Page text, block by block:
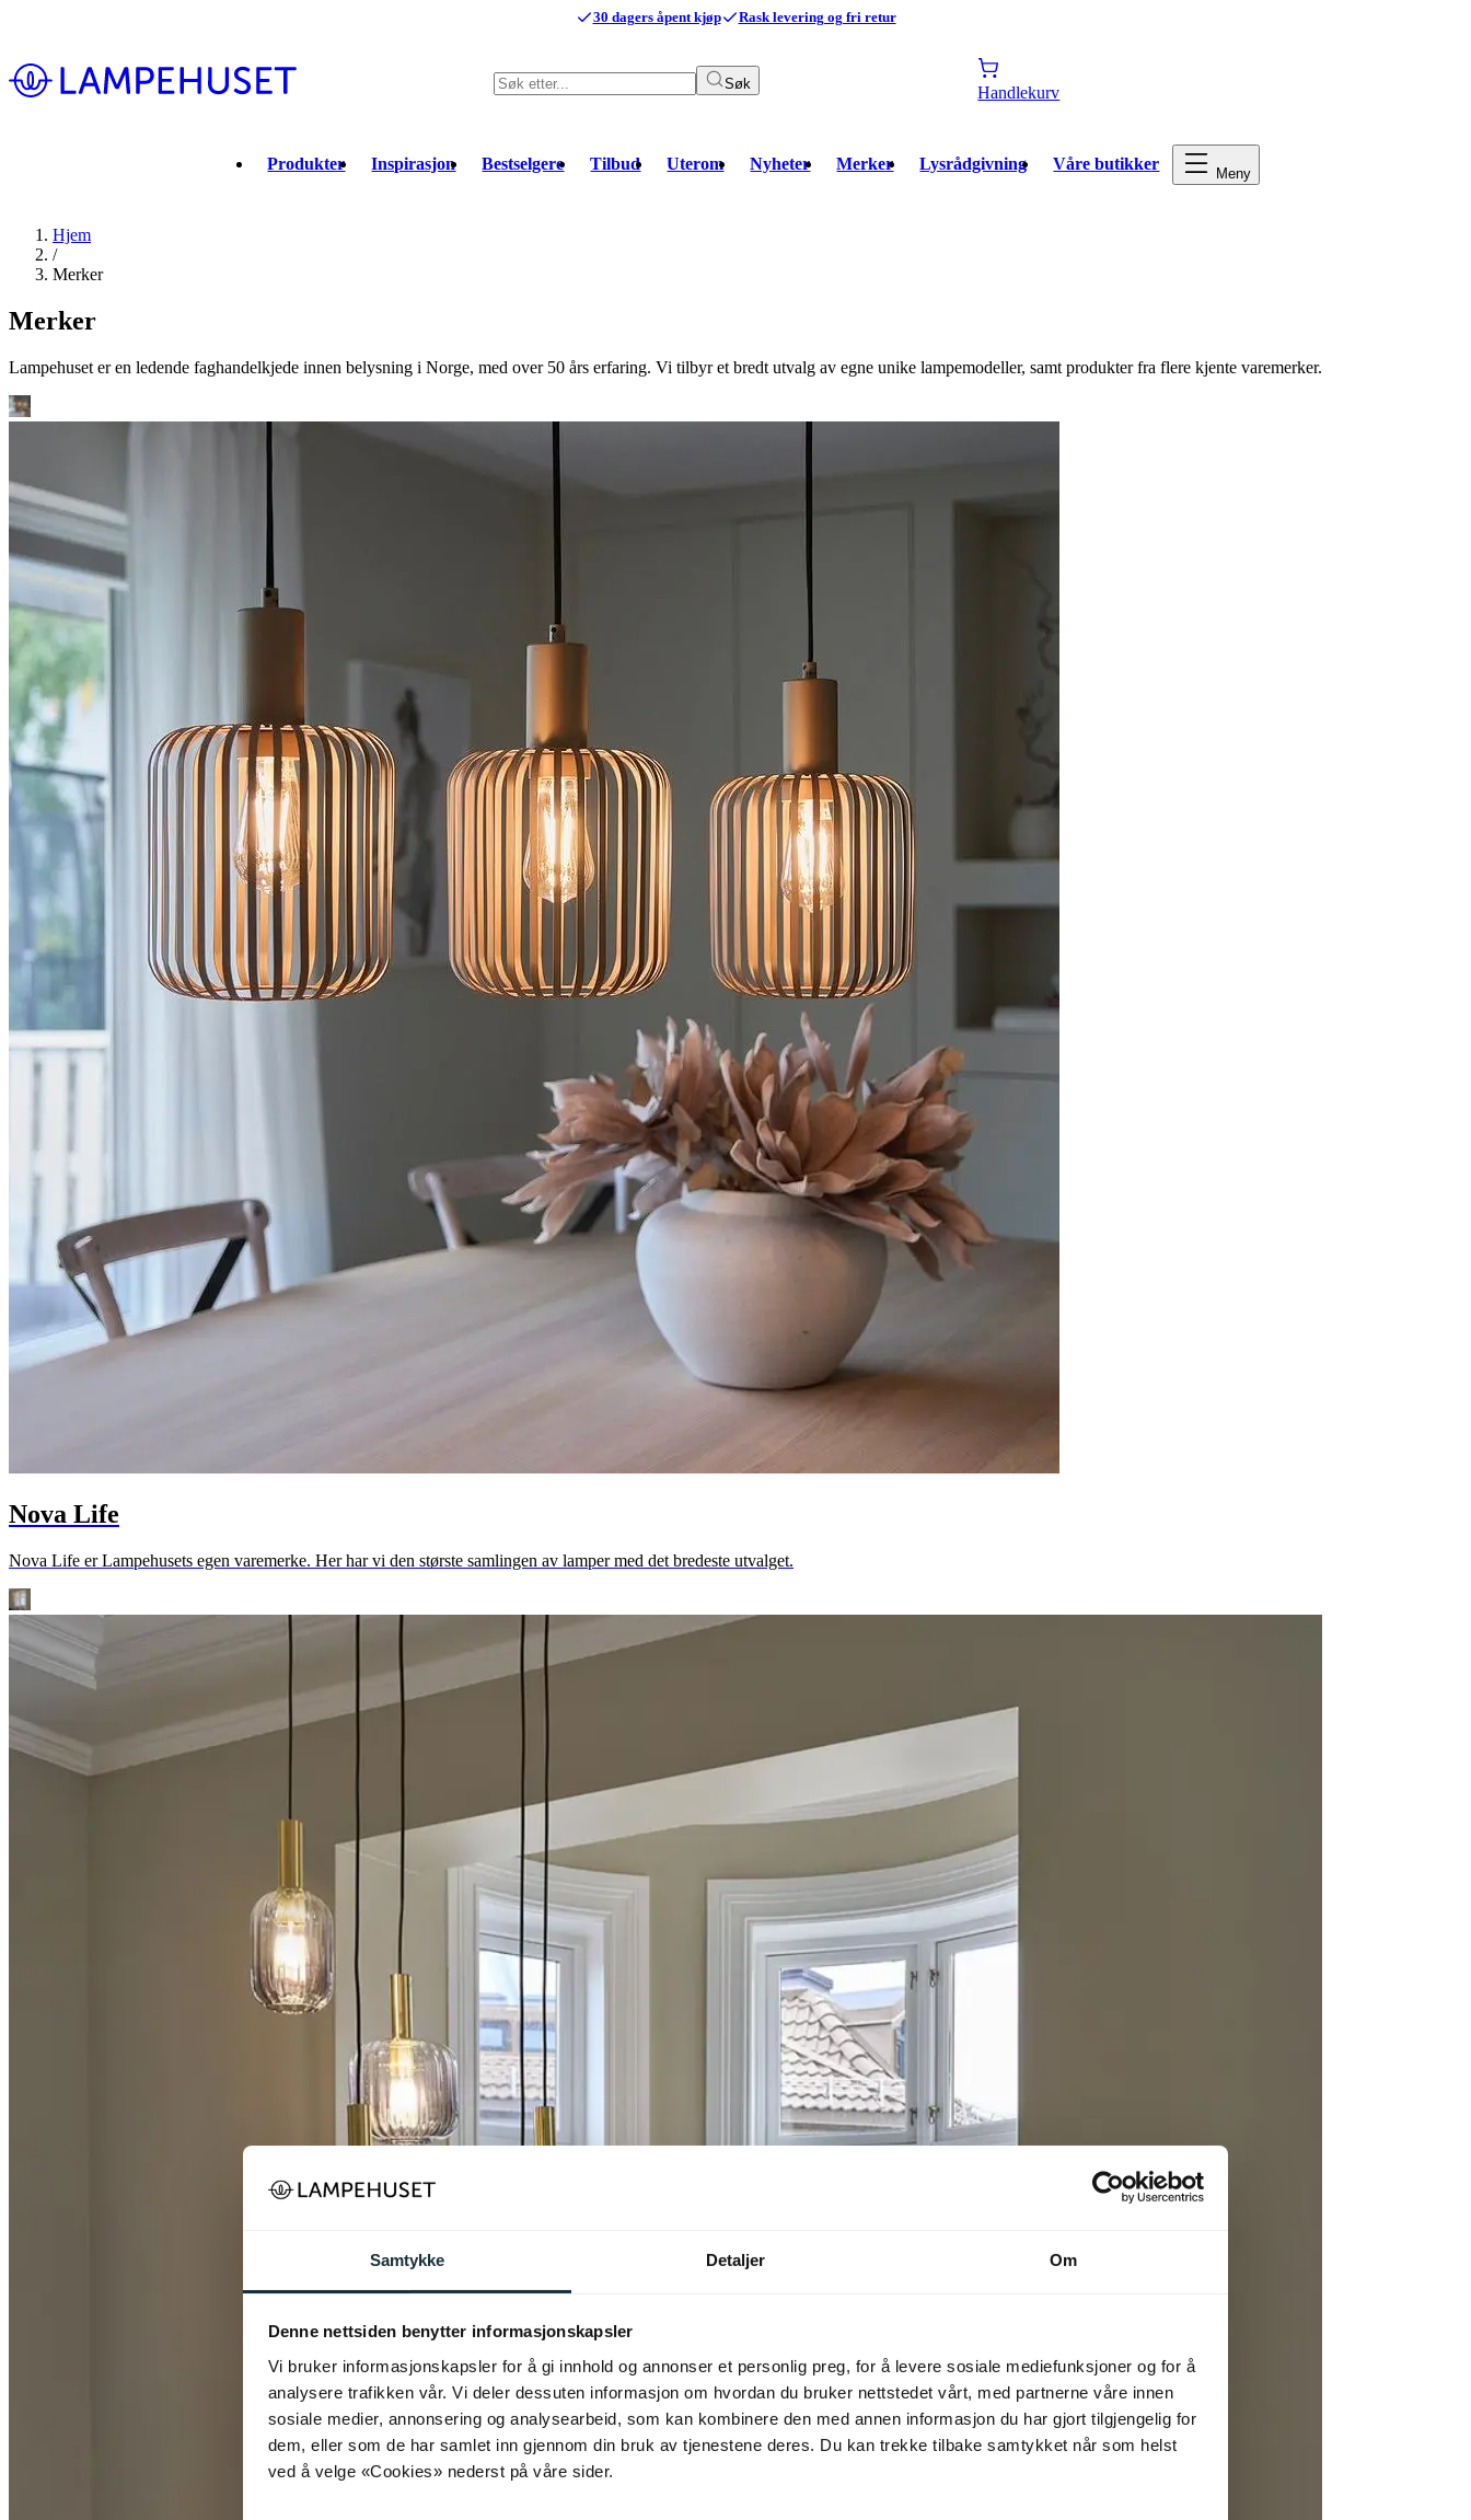
Samtykke Detaljer Om
Denne nettsiden benytter informasjonskapsler
Vi bruker informasjonskapsler for å gi innhold og annonser et personlig preg, for å levere sosiale mediefunksjoner og for å
analysere trafikken vår. Vi deler dessuten informasjon om hvordan du bruker nettstedet vårt, med partnerne våre innen
sosiale medier, annonsering og analysearbeid, som kan kombinere den med annen informasjon du har gjort tilgjengelig for
dem, eller som de har samlet inn gjennom din bruk av tjenestene deres. Du kan trekke tilbake samtykket når som helst
ved å velge «Cookies» nederst på våre sider.
30 dagers åpent kjøp Rask levering og fri retur
Søk Handlekurv
Produkter Inspirasjon Bestselgere Tilbud Uterom Nyheter Merker Lysrådgivning Våre butikker Meny
Hjem
/
Merker
Merker
Lampehuset er en ledende faghandelkjede innen belysning i Norge, med over 50 års erfaring. Vi tilbyr et bredt utvalg av egne unike lampemodeller, samt produkter fra flere kjente varemerker.
Nova Life
Nova Life er Lampehusets egen varemerke. Her har vi den største samlingen av lamper med det bredeste utvalget.